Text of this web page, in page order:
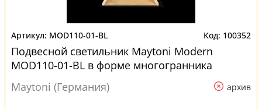
MOD110-01-BL 100352
Подвесной светильник Maytoni Modern
MOD110-01-BL в форме многогранника
Maytoni (Германия)
архив